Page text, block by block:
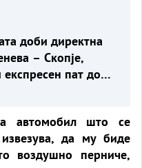
доби директна
– Скопје,
експресен пат до
автомобил што се
да му биде
воздушно перниче,